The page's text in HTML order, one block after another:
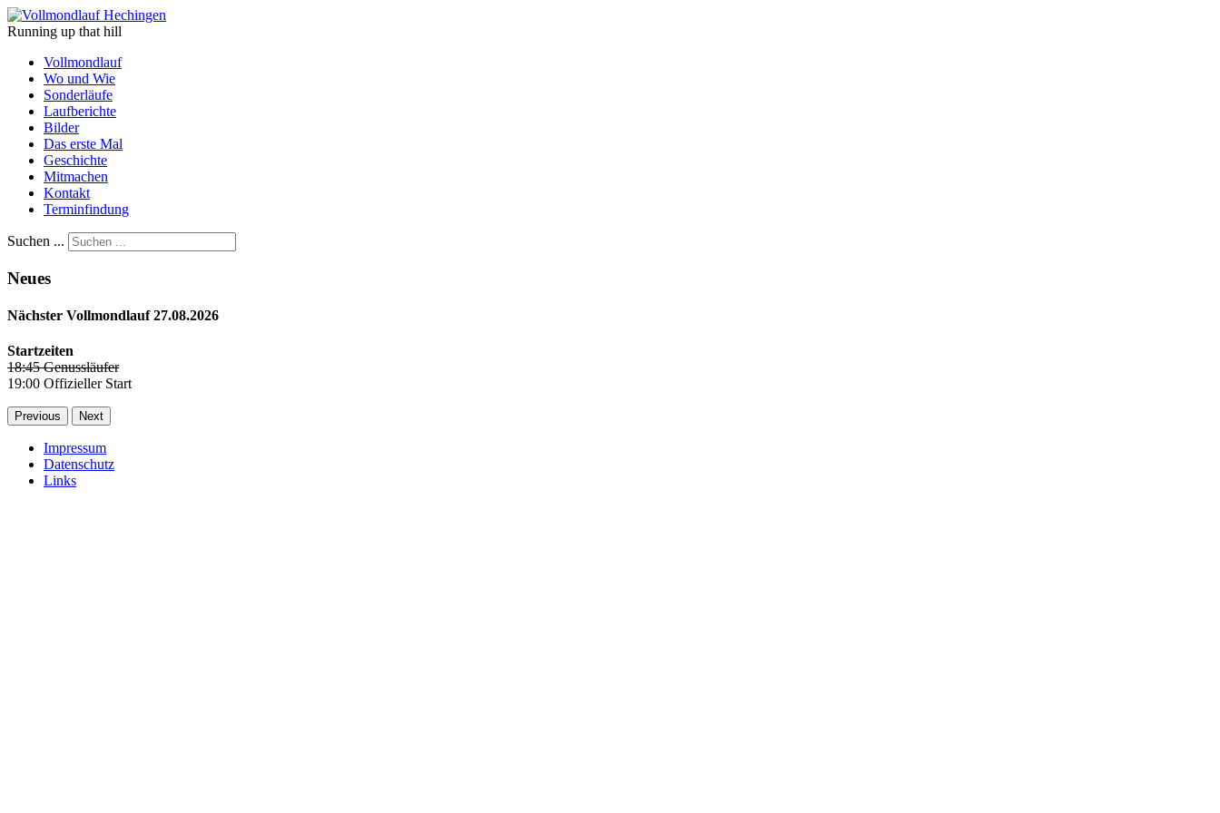
Running up that hill
Vollmondlauf
Wo und Wie
Sonderläufe
Laufberichte
Bilder
Das erste Mal
Geschichte
Mitmachen
Kontakt
Terminfindung
Suchen ...
Neues
Nächster Vollmondlauf 27.08.2026
Startzeiten
18:45 Genussläufer
19:00 Offizieller Start
Previous Next
Impressum
Datenschutz
Links